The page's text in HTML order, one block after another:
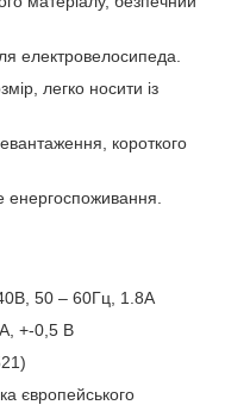
електровелосипеда.
легко носити із
короткого
енергоспоживання.
50 – 60Гц, 1.8А
+-0,5 В
європейського